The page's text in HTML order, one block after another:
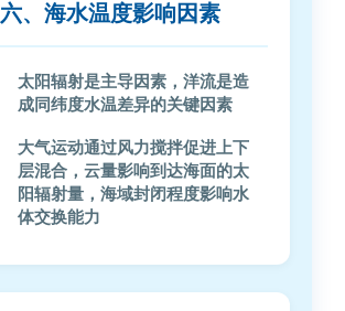
六、海水温度影响因素
太阳辐射是主导因素，洋流是造
成同纬度水温差异的关键因素
大气运动通过风力搅拌促进上下
层混合，云量影响到达海面的太
阳辐射量，海域封闭程度影响水
体交换能力